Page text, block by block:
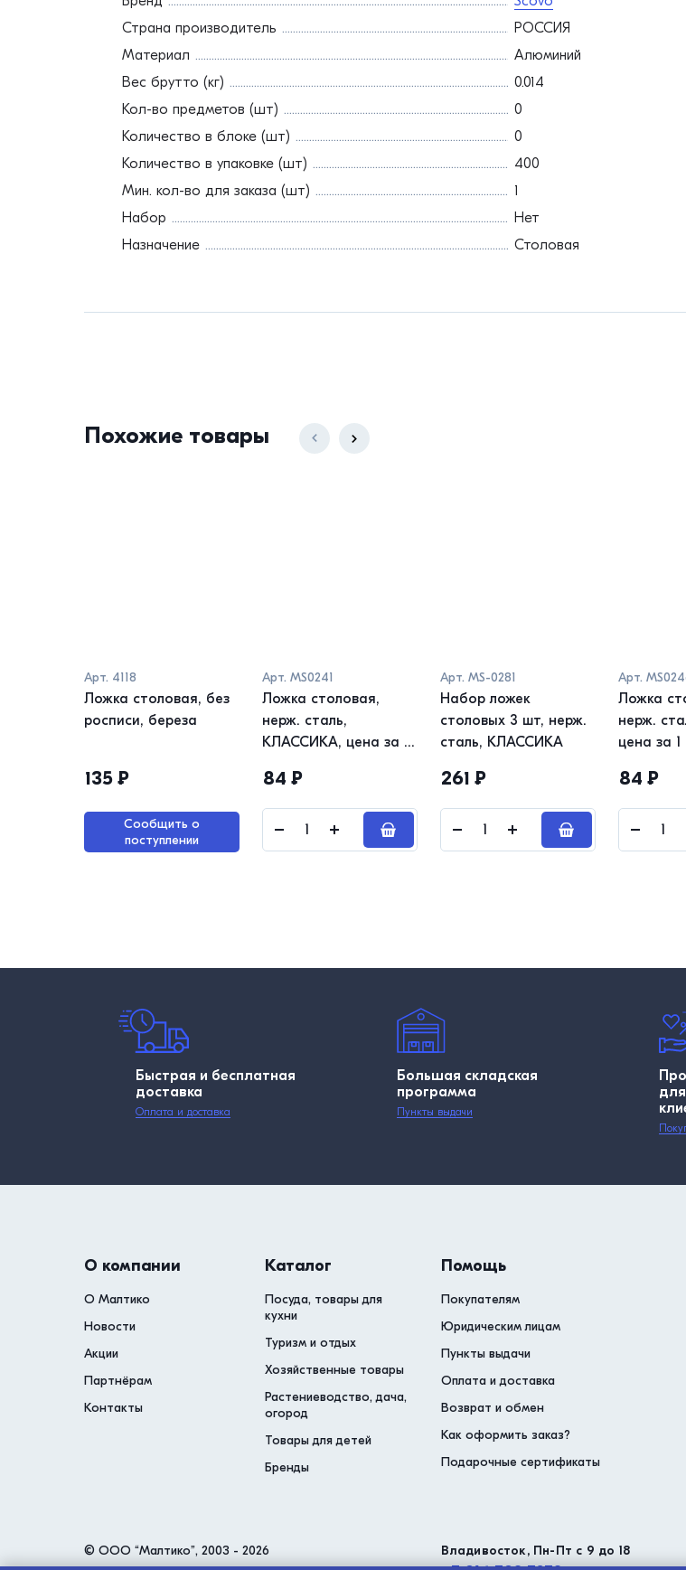
Страна производитель
РОССИЯ
Материал
Алюминий
Вес брутто (кг)
0.014
Кол-во предметов (шт)
0
Количество в блоке (шт)
0
Количество в упаковке (шт)
400
Мин. кол-во для заказа (шт)
1
Набор
Нет
Назначение
Столовая
Похожие товары
Арт. 4118
Ложка столовая, без
росписи, береза
135₽
Сообщить о
поступлении
Арт. MS0241
Ложка столовая,
нерж. сталь,
КЛАССИКА, цена за 1
84 ₽
Арт. MS-0281
Набор ложек
столовых 3 шт, нерж.
сталь, КЛАССИКА
261 ₽
Арт.
Ложка
нерж.
цена за 1
84 ₽
Быстрая и бесплатная
доставка
Оплата и доставка
Большая складская
программа
Пункты выдачи
О компании
О Малтико
Новости
Акции
Партнёрам
Контакты
Каталог
Посуда, товары для
кухни
Туризм и отдых
Хозяйственные товары
Растениеводство, дача,
огород
Товары для детей
Бренды
Помощь
Покупателям
Юридическим лицам
Пункты выдачи
Оплата и доставка
Возврат и обмен
Как оформить заказ?
Подарочные сертификаты
Владивосток, Пн-Пт с 9 до 18
© ООО “Малтико”, 2003 - 2026